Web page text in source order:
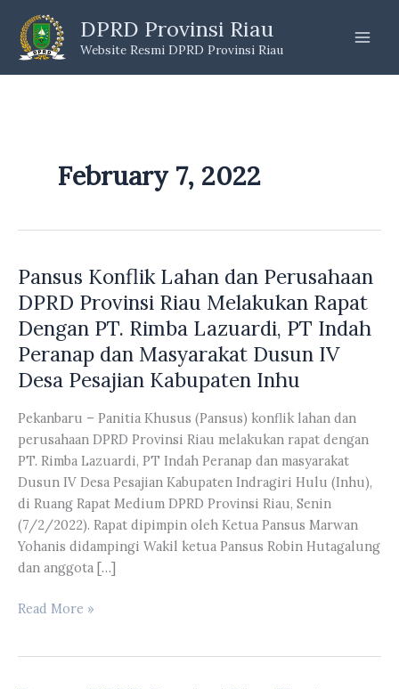
content
DPRD Provinsi Riau
Website Resmi DPRD Provinsi Riau
February 7, 2022
Pansus Konflik Lahan dan Perusahaan
DPRD Provinsi Riau Melakukan Rapat
Dengan PT. Rimba Lazuardi, PT Indah
Peranap dan Masyarakat Dusun IV
Desa Pesajian Kabupaten Inhu
Pekanbaru – Panitia Khusus (Pansus) konflik lahan dan
perusahaan DPRD Provinsi Riau melakukan rapat dengan
PT. Rimba Lazuardi, PT Indah Peranap dan masyarakat
Dusun IV Desa Pesajian Kabupaten Indragiri Hulu (Inhu),
di Ruang Rapat Medium DPRD Provinsi Riau, Senin
(7/2/2022). Rapat dipimpin oleh Ketua Pansus Marwan
Yohanis didampingi Wakil ketua Pansus Robin Hutagalung
dan anggota […]
Pansus
Read More »